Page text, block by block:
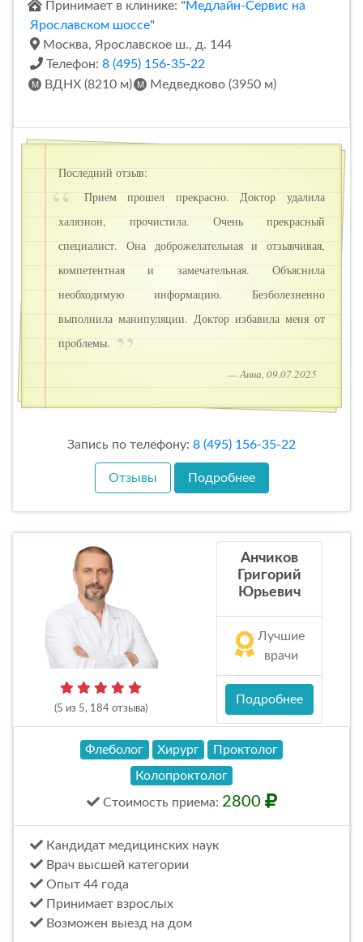
Принимает в клинике: "Медлайн-Сервис на
Ярославском шоссе"
Москва, Ярославское ш., д. 144
Телефон: 8 (495) 156-35-22
ВДНХ (8210 м)
Медведково (3950 м)
Последний отзыв:
Прием прошел прекрасно. Доктор удалила
халязион, прочистила. Очень прекрасный
специалист. Она доброжелательная и отзывчивая,
компетентная и замечательная. Объяснила
необходимую информацию. Безболезненно
выполнила манипуляции. Доктор избавила меня от
проблемы.
— Анна, 09.07.2025
Запись по телефону: 8 (495) 156-35-22
Отзывы Подробнее
(5 из 5, 184 отзыва)
Анчиков
Григорий
Юрьевич
Лучшие
врачи
Подробнее
Флеболог Хирург
Проктолог
Колопроктолог
Стоимость приема: 2800
Кандидат медицинских наук
Врач высшей категории
Опыт 44 года
Принимает взрослых
Возможен выезд на дом